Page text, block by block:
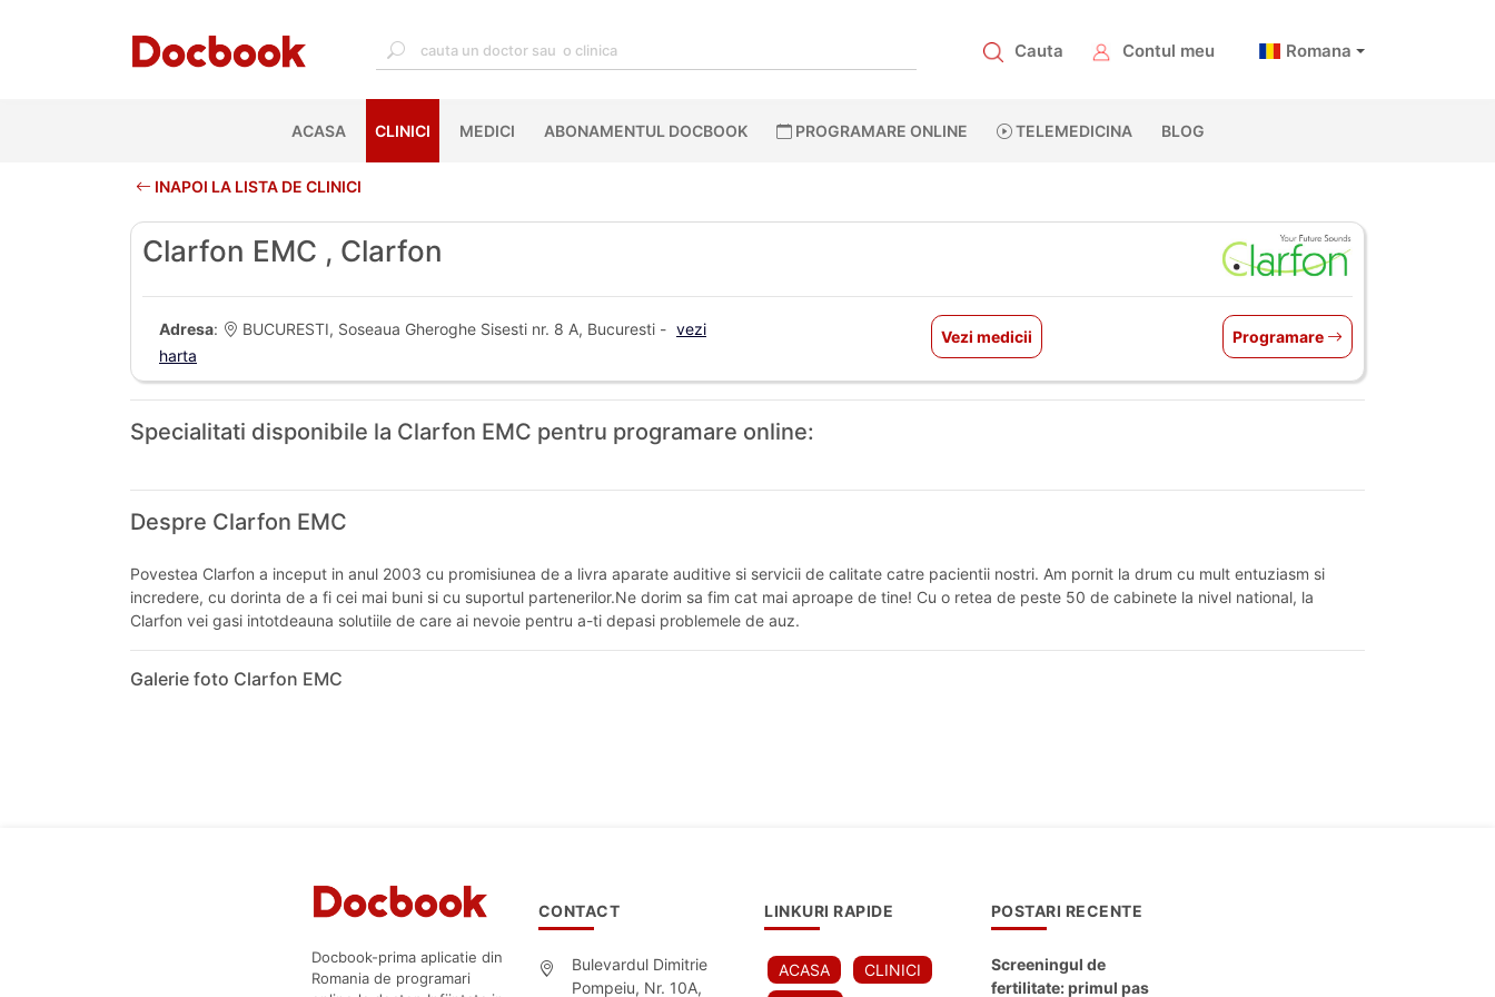
Cauta Contul meu Romana
ACASA(CURRENT)
CLINICI MEDICI ABONAMENTUL DOCBOOK PROGRAMARE ONLINE TELEMEDICINA BLOG
INAPOI LA LISTA DE CLINICI
Clarfon EMC , Clarfon
Adresa: BUCURESTI, Soseaua Gheroghe Sisesti nr. 8 A, Bucuresti - vezi
harta
Vezi medicii Programare
Specialitati disponibile la Clarfon EMC pentru programare online:
Despre Clarfon EMC
Povestea Clarfon a inceput in anul 2003 cu promisiunea de a livra aparate auditive si servicii de calitate catre pacientii nostri. Am pornit la drum cu mult entuziasm si
incredere, cu dorinta de a fi cei mai buni si cu suportul partenerilor.Ne dorim sa fim cat mai aproape de tine! Cu o retea de peste 50 de cabinete la nivel national, la
Clarfon vei gasi intotdeauna solutiile de care ai nevoie pentru a-ti depasi problemele de auz.
Galerie foto Clarfon EMC
Docbook-prima aplicatie din
Romania de programari
CONTACT
Bulevardul Dimitrie
Pompeiu, Nr. 10A,
LINKURI RAPIDE
ACASA
CLINICI
POSTARI RECENTE
Screeningul de
fertilitate: primul pas